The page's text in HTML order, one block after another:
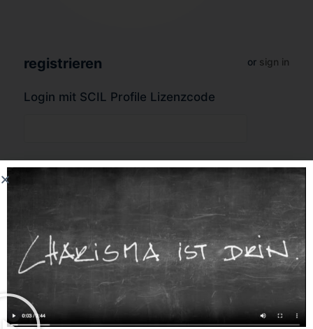
registrieren or sign in
Login mit SCIL Profile Lizenzcode
Forgot Password?